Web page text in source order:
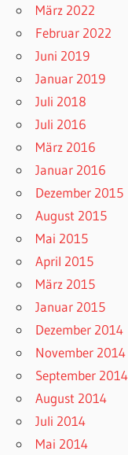
März 2022
Februar 2022
Juni 2019
Januar 2019
Juli 2018
Juli 2016
März 2016
Januar 2016
Dezember 2015
August 2015
Mai 2015
April 2015
März 2015
Januar 2015
Dezember 2014
November 2014
September 2014
August 2014
Juli 2014
Mai 2014